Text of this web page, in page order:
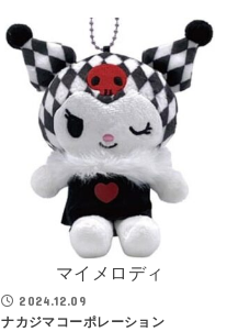
マイメロディ
2024.12.09
ナカジマコーポレーション